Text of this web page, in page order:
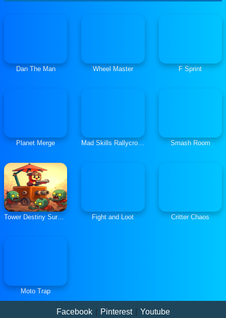
Dan The Man Wheel Master F Sprint
Planet Merge Mad Skills Rallycross Smash Room
Tower Destiny Survive Fight and Loot Critter Chaos
Moto Trap
Facebook Pinterest Youtube